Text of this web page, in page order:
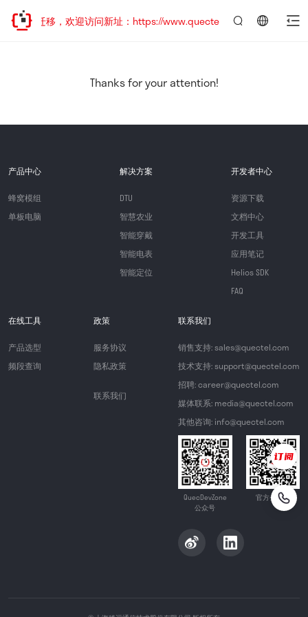
地址已迁移，欢迎访问新址：https://www.quectel.com.cn
Thanks for your attention!
产品中心
蜂窝模组
单板电脑
解决方案
DTU
智慧农业
智能穿戴
智能电表
智能定位
开发者中心
资源下载
文档中心
开发工具
应用笔记
Helios SDK
FAQ
在线工具
产品选型
频段查询
政策
服务协议
隐私政策
联系我们
联系我们
销售支持: sales@quectel.com
技术支持: support@quectel.com
招聘: career@quectel.com
媒体联系: media@quectel.com
其他咨询: info@quectel.com
QuecDevZone
公众号
官方公众号